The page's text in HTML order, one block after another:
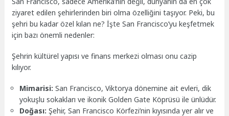
ziyaret edilen şehirlerinden biri olma özelliğini taşıyor. Peki, bu
şehri bu kadar özel kılan ne? İşte San Francisco’yu keşfetmek
için bazı önemli nedenler:
Şehrin kültürel yapısı ve finans merkezi olması onu cazip
kılıyor.
Mimarisi: San Francisco, Viktorya dönemine ait evleri, dik
yokuşlu sokakları ve ikonik Golden Gate Köprüsü ile ünlüdür.
Doğası: Şehir, San Francisco Körfezi’nin kıyısında yer alır ve